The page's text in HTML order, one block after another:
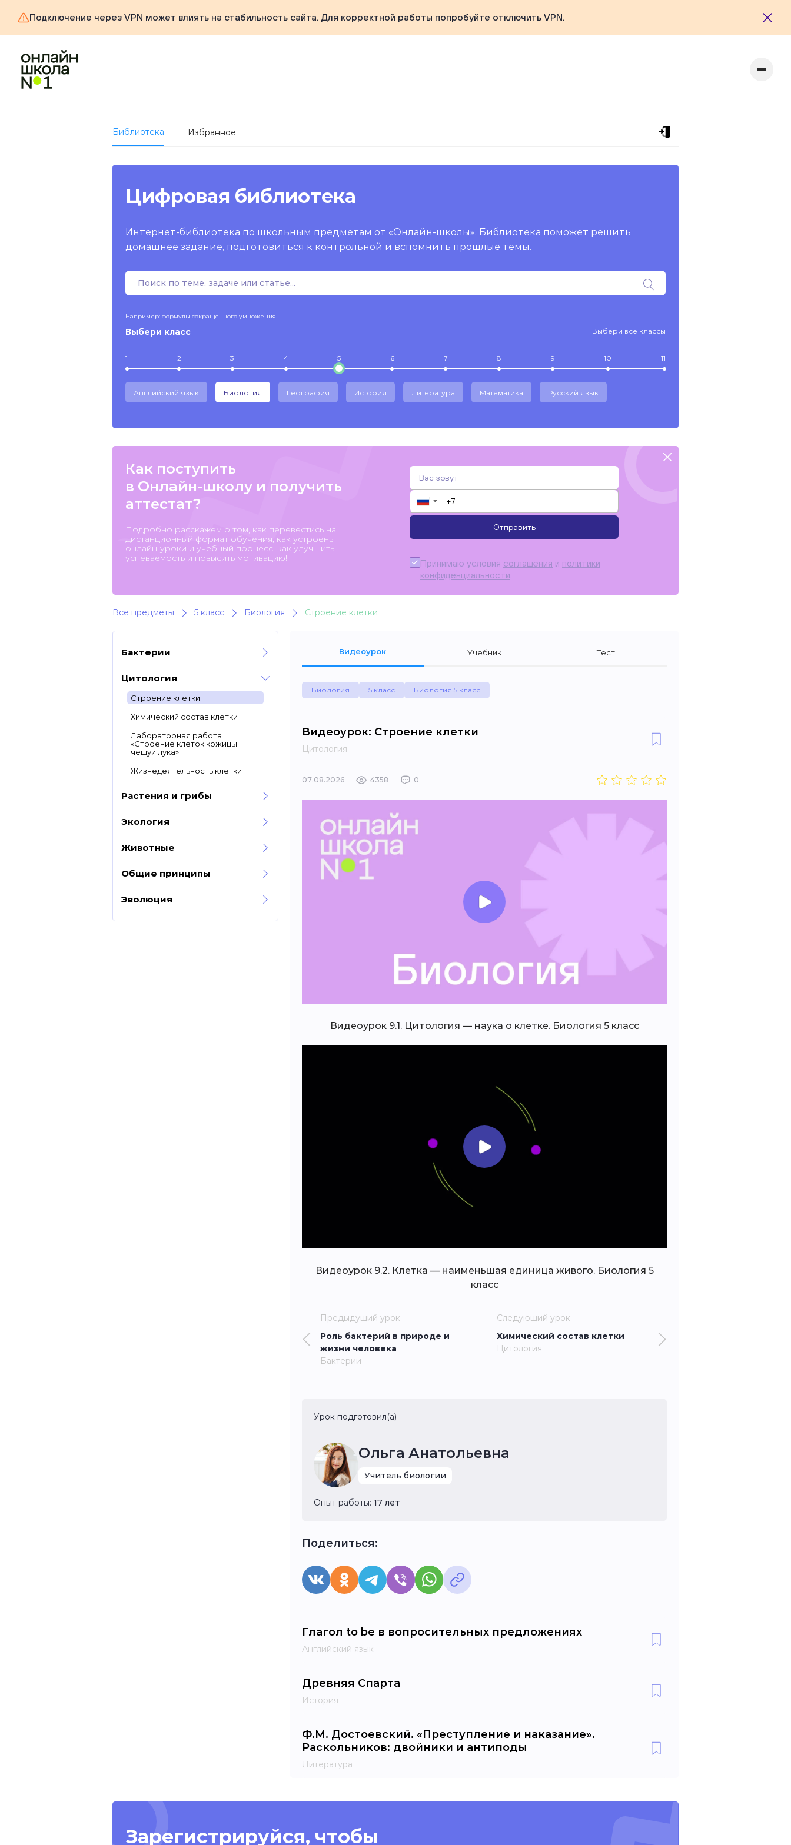
Подключение через VPN может влиять на стабильность сайта. Для корректной работы попробуйте отключить VPN.
Библиотека Избранное
Цифровая библиотека
Интернет-библиотека по школьным предметам от «Онлайн-школы». Библиотека поможет решить
домашнее задание, подготовиться к контрольной и вспомнить прошлые темы.
Например: формулы сокращенного умножения
Выбери класс Выбери все классы
1 2 3 4 5 6 7 8 9 10 11
Английский язык Биология География История Литература Математика Русский язык
Как поступить
в Онлайн-школу и получить
аттестат?
Подробно расскажем о том, как перевестись на
дистанционный формат обучения, как устроены
онлайн-уроки и учебный процесс, как улучшить
успеваемость и повысить мотивацию!
▼
Отправить
Принимаю условия соглашения и политики
конфиденциальности
Все предметы 5 класс Биология Строение клетки
Бактерии
Цитология
Строение клетки
Химический состав клетки
Лабораторная работа
«Строение клеток кожицы
чешуи лука»
Жизнедеятельность клетки
Растения и грибы
Экология
Животные
Общие принципы
Эволюция
Видеоурок Учебник Тест
Биология 5 класс Биология 5 класс
Видеоурок: Строение клетки
Цитология
07.08.2026 4358 0
Видеоурок 9.1. Цитология — наука о клетке. Биология 5 класс
Видеоурок 9.2. Клетка — наименьшая единица живого. Биология 5
класс
Предыдущий урок
Роль бактерий в природе и
жизни человека
Бактерии
Следующий урок
Химический состав клетки
Цитология
Урок подготовил(а)
Ольга Анатольевна
Учитель биологии
Опыт работы: 17 лет
Поделиться:
Глагол to be в вопросительных предложениях
Английский язык
Древняя Спарта
История
Ф.М. Достоевский. «Преступление и наказание».
Раскольников: двойники и антиподы
Литература
Зарегистрируйся, чтобы